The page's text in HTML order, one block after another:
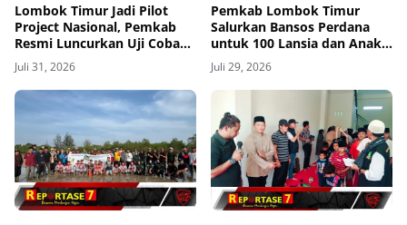
Lombok Timur Jadi Pilot
Project Nasional, Pemkab
Resmi Luncurkan Uji Coba
Transfomasi Digitalisasi
Bansos Lewat Portal
Perlinsos
Juli 31, 2026
Pemkab Lombok Timur
Salurkan Bansos Perdana
untuk 100 Lansia dan Anak
Yatim di Kecamatan Sikur
Juli 29, 2026